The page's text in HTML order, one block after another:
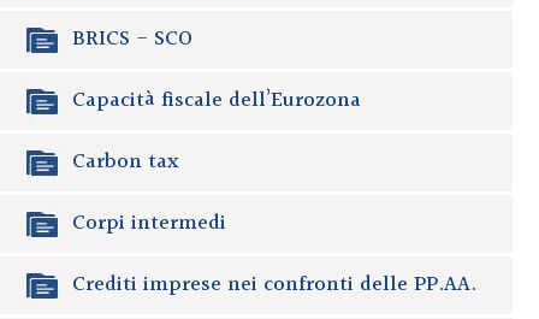
BRICS - SCO
Capacità fiscale dell’Eurozona
Carbon tax
Corpi intermedi
Crediti imprese nei confronti delle PP.AA.